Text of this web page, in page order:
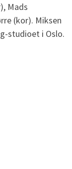
Mads
(kor). Miksen
studioet i Oslo.